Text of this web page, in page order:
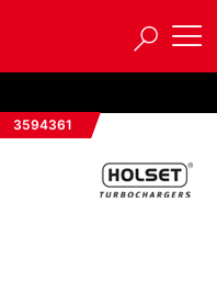
3594361